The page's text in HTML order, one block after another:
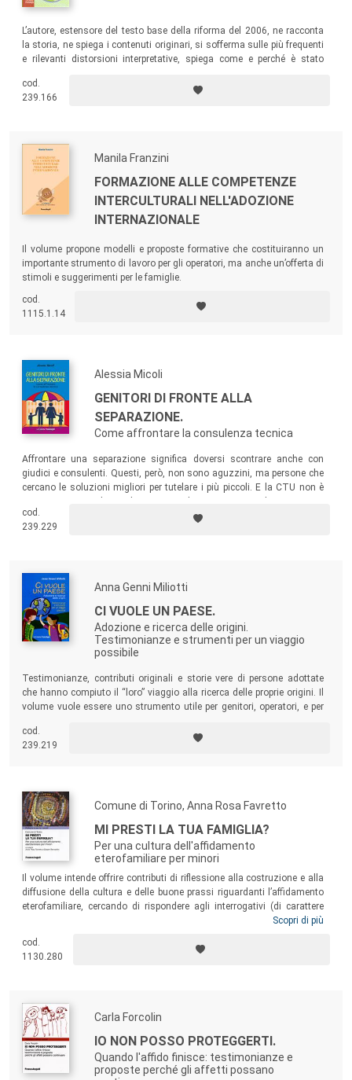
L’autore, estensore del testo base della riforma del 2006, ne racconta
la storia, ne spiega i contenuti originari, si sofferma sulle più frequenti
e rilevanti distorsioni interpretative, spiega come e perché è stato
nuovo progetto, il ddl 957, del quale pure è l’estensore.
cod.
239.166
Manila Franzini
FORMAZIONE ALLE COMPETENZE
INTERCULTURALI NELL'ADOZIONE
INTERNAZIONALE
Il volume propone modelli e proposte formative che costituiranno un
importante strumento di lavoro per gli operatori, ma anche un’offerta di
stimoli e suggerimenti per le famiglie.
cod.
1115.1.14
Alessia Micoli
GENITORI DI FRONTE ALLA
SEPARAZIONE.
Come affrontare la consulenza tecnica
Affrontare una separazione significa doversi scontrare anche con
giudici e consulenti. Questi, però, non sono aguzzini, ma persone che
cercano le soluzioni migliori per tutelare i più piccoli. E la CTU non è
Leggendo le pagine di questo volume saranno sciolti molti dubbi e
scemerà l’agitazione e la paura.
cod.
239.229
Anna Genni Miliotti
CI VUOLE UN PAESE.
Adozione e ricerca delle origini.
Testimonianze e strumenti per un viaggio
possibile
Testimonianze, contributi originali e storie vere di persone adottate
che hanno compiuto il “loro” viaggio alla ricerca delle proprie origini. Il
volume vuole essere uno strumento utile per genitori, operatori, e per
cod.
239.219
Comune di Torino, Anna Rosa Favretto
MI PRESTI LA TUA FAMIGLIA?
Per una cultura dell'affidamento
eterofamiliare per minori
Il volume intende offrire contributi di riflessione alla costruzione e alla
diffusione della cultura e delle buone prassi riguardanti l’affidamento
eterofamiliare, cercando di rispondere agli interrogativi (di carattere
psicologico, sociologico, giuridico, pedagogico-educativo e di servizio
sottolineando i punti di forza e i nodi critici che caratterizzano ancora
oggi le pratiche riguardanti l’accoglienza e l’aiuto dei minori e delle
Scopri di più
cod.
1130.280
Carla Forcolin
IO NON POSSO PROTEGGERTI.
Quando l'affido finisce: testimonianze e
proposte perché gli affetti possano